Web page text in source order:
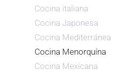
Cocina italiana
Cocina Japonesa
Cocina Mediterránea
Cocina Menorquína
Cocina Mexicana